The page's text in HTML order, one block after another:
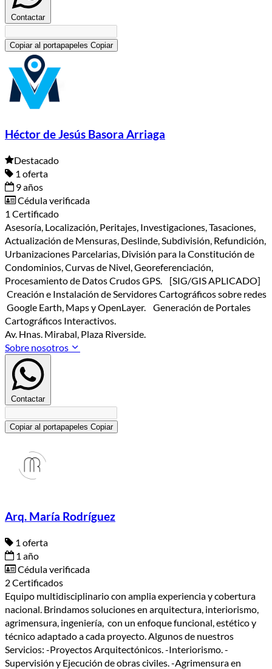
Contactar
Copiar al portapapeles Copiar
Héctor de Jesús Basora Arriaga
Destacado
1 oferta
9 años
Cédula verificada
1 Certificado
Asesoría, Localización, Peritajes, Investigaciones, Tasaciones,
Actualización de Mensuras, Deslinde, Subdivisión, Refundición,
Urbanizaciones Parcelarias, División para la Constitución de
Condominios, Curvas de Nivel, Georeferenciación,
Procesamiento de Datos Crudos GPS. [SIG/GIS APLICADO]
Creación e Instalación de Servidores Cartográficos sobre redes
Google Earth, Maps y OpenLayer. Generación de Portales
Cartográficos Interactivos.
Av. Hnas. Mirabal, Plaza Riverside.
Sobre nosotros
Contactar
Copiar al portapapeles Copiar
Arq. María Rodríguez
1 oferta
1 año
Cédula verificada
2 Certificados
Equipo multidisciplinario con amplia experiencia y cobertura
nacional. Brindamos soluciones en arquitectura, interiorismo,
agrimensura, ingeniería, con un enfoque funcional, estético y
técnico adaptado a cada proyecto. Algunos de nuestros
Servicios: -Proyectos Arquitectónicos. -Interiorismo. -
Supervisión y Ejecución de obras civiles. -Agrimensura en